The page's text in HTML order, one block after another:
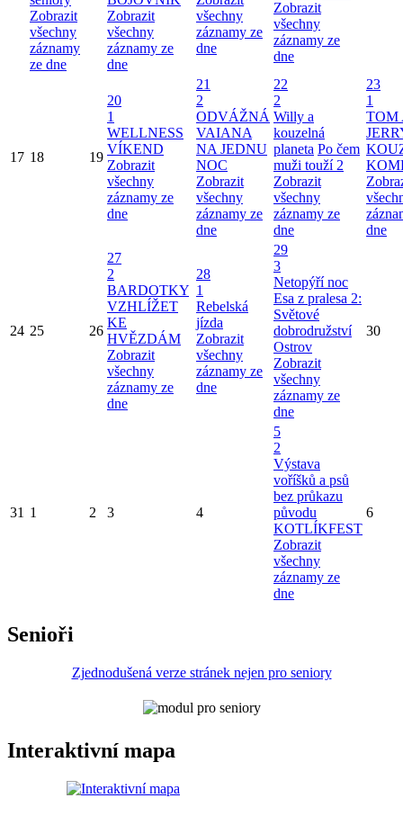
Zobrazit
všechny
záznamy
ze dne
Zobrazit
všechny
záznamy ze
dne
všechny
záznamy ze
dne
Zobrazit
všechny
záznamy ze
dne
17 18 19
20
1
WELLNESS
VÍKEND
Zobrazit
všechny
záznamy ze
dne
21
2
ODVÁŽNÁ
VAIANA
NA JEDNU
NOC
Zobrazit
všechny
záznamy ze
dne
22
2
Willy a
kouzelná
planeta Po čem
muži touží 2
Zobrazit
všechny
záznamy ze
dne
23
1
TOM
dne
24 25 26
27
2
BARDOTKY
VZHLÍŽET
KE
HVĚZDÁM
Zobrazit
všechny
záznamy ze
dne
28
1
Rebelská
jízda
Zobrazit
všechny
záznamy ze
dne
29
3
Netopýří noc
Esa z pralesa 2:
Světové
dobrodružství
Ostrov
Zobrazit
všechny
záznamy ze
dne
30
31 1 2 3 4
5
2
Výstava
voříšků a psů
bez průkazu
původu
KOTLÍKFEST
Zobrazit
všechny
záznamy ze
dne
6
Senioři
Zjednodušená verze stránek nejen pro seniory
Interaktivní mapa